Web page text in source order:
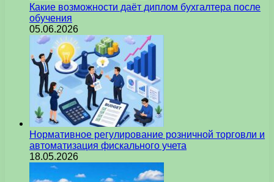
Какие возможности даёт диплом бухгалтера после
обучения
05.06.2026
Нормативное регулирование розничной торговли и
автоматизация фискального учета
18.05.2026